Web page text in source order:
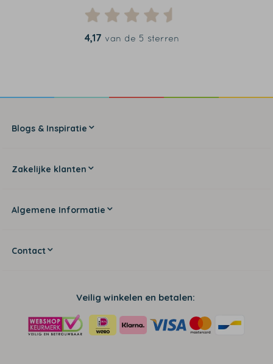
4,17 van de 5 sterren
Blogs & Inspiratie
Zakelijke klanten
Algemene Informatie
Contact
Veilig winkelen en betalen: